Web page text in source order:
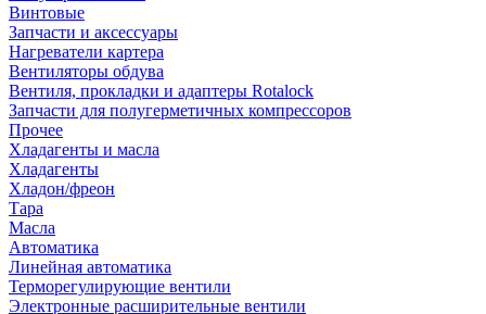
Винтовые
Запчасти и аксессуары
Нагреватели картера
Вентиляторы обдува
Вентиля, прокладки и адаптеры Rotalock
Запчасти для полугерметичных компрессоров
Прочее
Хладагенты и масла
Хладагенты
Хладон/фреон
Тара
Масла
Автоматика
Линейная автоматика
Терморегулирующие вентили
Электронные расширительные вентили